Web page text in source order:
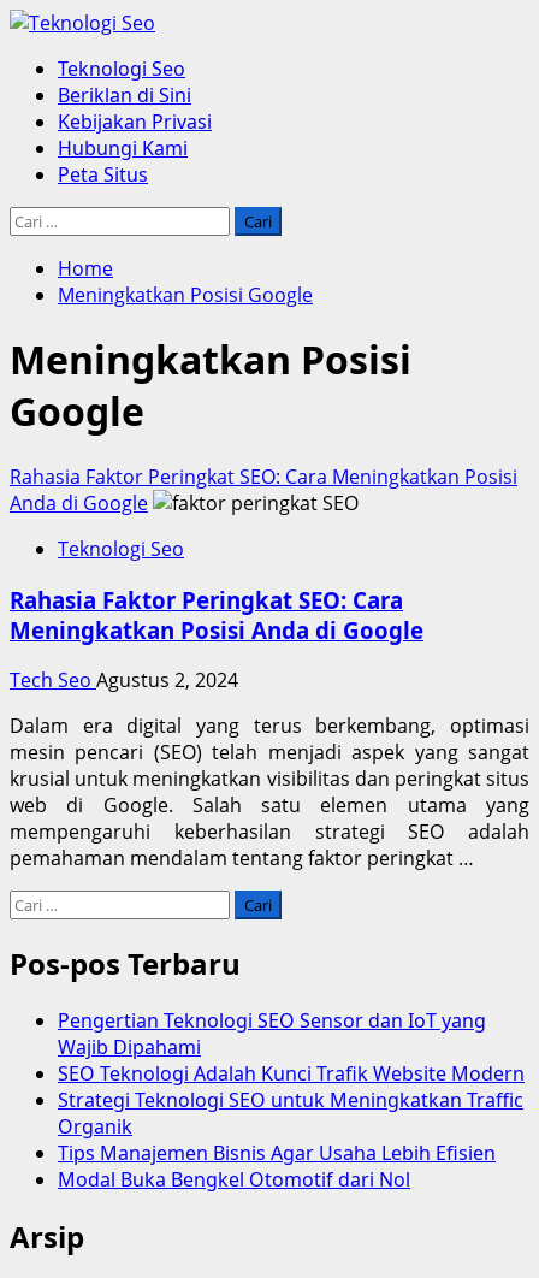
Skip
content
Primary
Menu
Teknologi Seo
Beriklan di Sini
Kebijakan Privasi
Hubungi Kami
Peta Situs
Cari
Home
Meningkatkan Posisi Google
Meningkatkan Posisi
Google
Rahasia Faktor Peringkat SEO: Cara Meningkatkan Posisi
Anda di Google
Teknologi Seo
Rahasia Faktor Peringkat SEO: Cara
Meningkatkan Posisi Anda di Google
Tech Seo Agustus 2, 2024
Dalam era digital yang terus berkembang, optimasi
mesin pencari (SEO) telah menjadi aspek yang sangat
krusial untuk meningkatkan visibilitas dan peringkat situs
web di Google. Salah satu elemen utama yang
mempengaruhi keberhasilan strategi SEO adalah
pemahaman mendalam tentang faktor peringkat …
Cari
Pos-pos Terbaru
Pengertian Teknologi SEO Sensor dan IoT yang
Wajib Dipahami
SEO Teknologi Adalah Kunci Trafik Website Modern
Strategi Teknologi SEO untuk Meningkatkan Traffic
Organik
Tips Manajemen Bisnis Agar Usaha Lebih Efisien
Modal Buka Bengkel Otomotif dari Nol
Arsip